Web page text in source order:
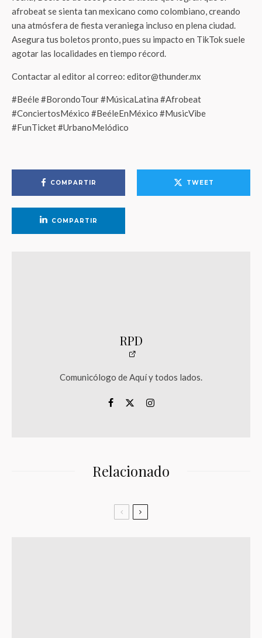
afrobeat se sienta tan mexicano como colombiano, creando
una atmósfera de fiesta veraniega incluso en plena ciudad.
Asegura tus boletos pronto, pues su impacto en TikTok suele
agotar las localidades en tiempo récord.
Contactar al editor al correo: editor@thunder.mx
#Beéle #BorondoTour #MúsicaLatina #Afrobeat
#ConciertosMéxico #BeéleEnMéxico #MusicVibe
#FunTicket #UrbanoMelódico
COMPARTIR TWEET
COMPARTIR
RPD
Comunicólogo de Aquí y todos lados.
Relacionado